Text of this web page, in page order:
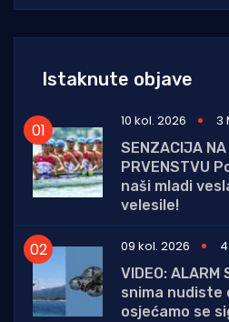
Istaknute objave
10 kol. 2026
3
SENZACIJA NA
PRVENSTVU
naši mladi
velesile!
09 kol. 2026
VIDEO: ALARM
snima nudiste
osjećamo se